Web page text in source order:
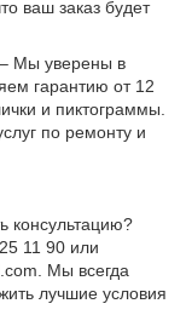
ваш заказ будет
– Мы уверены в
гарантию от 12
и пиктограммы.
по ремонту и
консультацию?
11 90 или
Мы всегда
лучшие условия